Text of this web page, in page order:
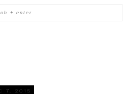
7, 2015